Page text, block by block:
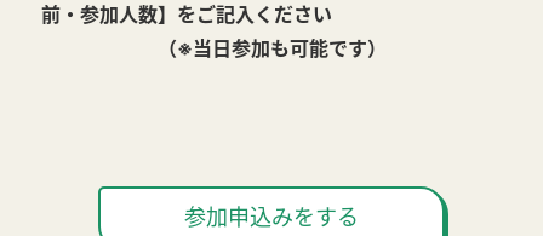
前・参加人数】をご記入ください
（※当日参加も可能です）
参加申込みをする